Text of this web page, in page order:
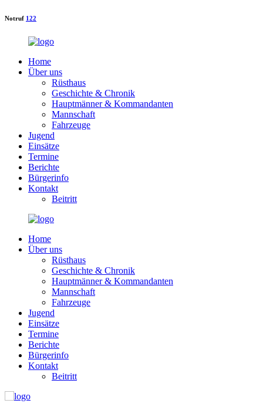
Notruf 122
Home
Über uns
Rüsthaus
Geschichte & Chronik
Hauptmänner & Kommandanten
Mannschaft
Fahrzeuge
Jugend
Einsätze
Termine
Berichte
Bürgerinfo
Kontakt
Beitritt
Home
Über uns
Rüsthaus
Geschichte & Chronik
Hauptmänner & Kommandanten
Mannschaft
Fahrzeuge
Jugend
Einsätze
Termine
Berichte
Bürgerinfo
Kontakt
Beitritt